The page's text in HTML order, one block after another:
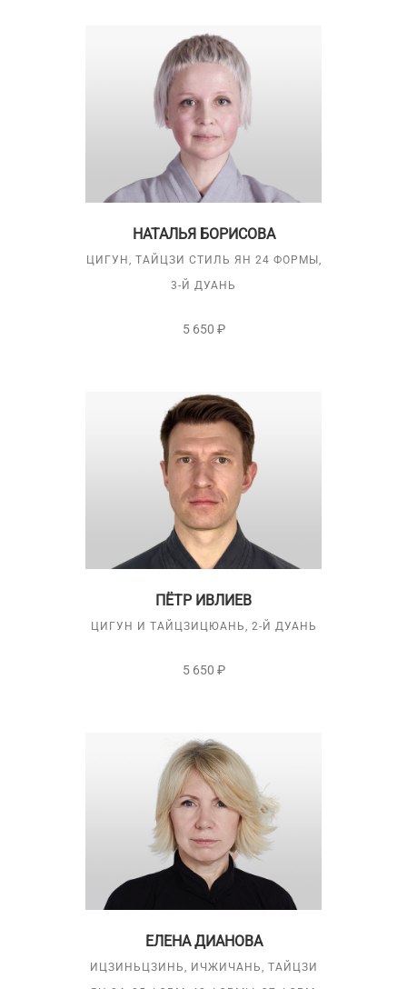
НАТАЛЬЯ БОРИСОВА
ЦИГУН, ТАЙЦЗИ СТИЛЬ ЯН 24 ФОРМЫ,
3-Й ДУАНЬ
5 650 ₽
ПЁТР ИВЛИЕВ
ЦИГУН И ТАЙЦЗИЦЮАНЬ, 2-Й ДУАНЬ
5 650 ₽
ЕЛЕНА ДИАНОВА
ИЦЗИНЬЦЗИНЬ, ИЧЖИЧАНЬ, ТАЙЦЗИ